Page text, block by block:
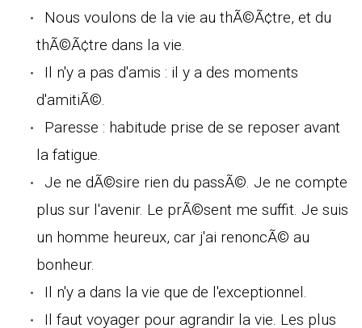
Nous voulons de la vie au thÃ©Ã¢tre, et du
thÃ©Ã¢tre dans la vie.
Il n'y a pas d'amis : il y a des moments
d'amitiÃ©.
Paresse : habitude prise de se reposer avant
la fatigue.
Je ne dÃ©sire rien du passÃ©. Je ne compte
plus sur l'avenir. Le prÃ©sent me suffit. Je suis
un homme heureux, car j'ai renoncÃ© au
bonheur.
Il n'y a dans la vie que de l'exceptionnel.
Il faut voyager pour agrandir la vie. Les plus